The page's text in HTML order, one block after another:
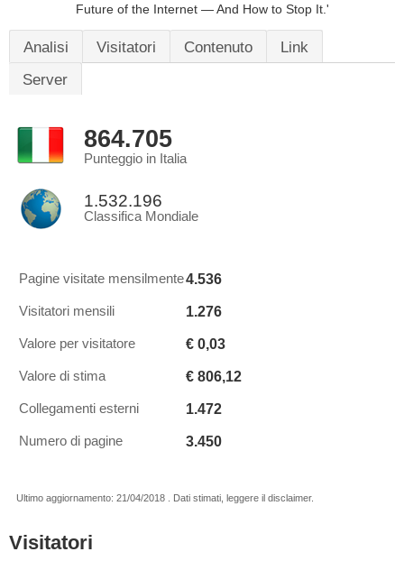
Future of the Internet — And How to Stop It.'
Analisi Visitatori Contenuto
Link
Server
864.705
Punteggio in Italia
1.532.196
Classifica Mondiale
Pagine visitate mensilmente4.536
Visitatori mensili 1.276
Valore per visitatore € 0,03
Valore di stima € 806,12
Collegamenti esterni 1.472
Numero di pagine 3.450
Ultimo aggiornamento: 21/04/2018 . Dati stimati, leggere il disclaimer.
Visitatori